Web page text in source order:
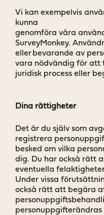
Vi kan exempelvis
kunna
genomföra våra
SurveyMonkey.
eller bevarande av
vara nödvändig för att
juridisk process eller
Dina rättigheter
Det är du själv som
registrera
besked om vilka
dig. Du har också rätt
eventuella
Under vissa
också rätt att begära